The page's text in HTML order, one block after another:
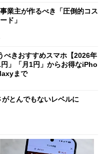
業主が作るべき「圧倒的コス
ド」
べきおすすめスマホ【2026年
」「月1円」からお得なiPho
まで
とんでもないレベルに